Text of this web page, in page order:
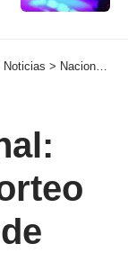
Noticias > Nacionales